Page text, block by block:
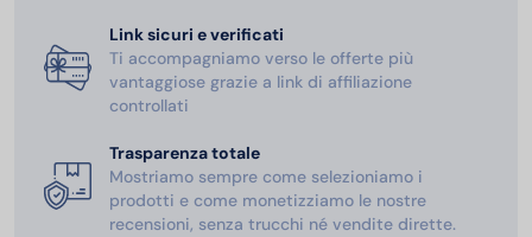
Link sicuri e verificati
Ti accompagniamo verso le offerte più
vantaggiose grazie a link di affiliazione
controllati
Trasparenza totale
Mostriamo sempre come selezioniamo i
prodotti e come monetizziamo le nostre
recensioni, senza trucchi né vendite dirette.